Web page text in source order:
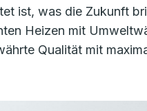
ist, was die Zukunft
Heizen mit
Qualität mit